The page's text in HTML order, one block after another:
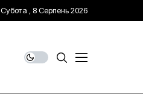
Субота , 8 Серпень 2026